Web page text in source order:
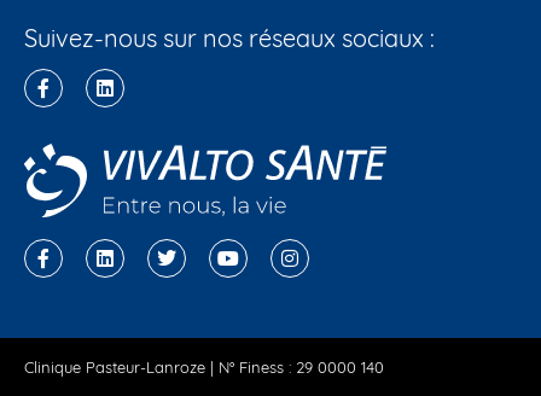
Suivez-nous sur nos réseaux sociaux :
Clinique Pasteur-Lanroze | N° Finess : 29 0000 140